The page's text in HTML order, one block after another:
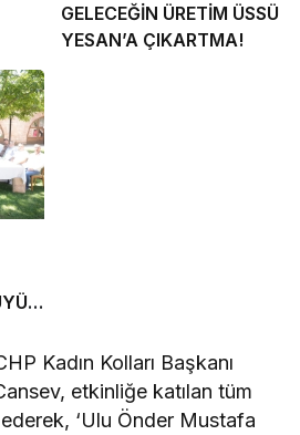
GELECEĞİN ÜRETİM ÜSSÜ
YESAN’A ÇIKARTMA!
Kadın Kolları Başkanı
etkinliğe katılan tüm
‘Ulu Önder Mustafa